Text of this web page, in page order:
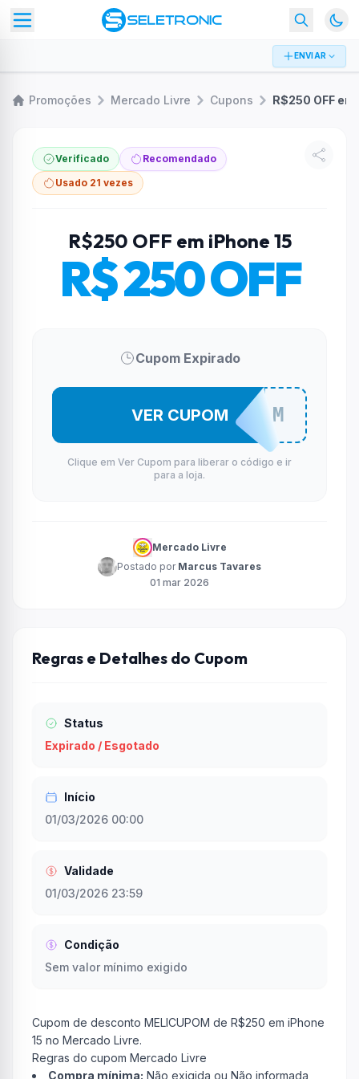
ENVIAR
Promoções Mercado Livre Cupons
Verificado
Recomendado
Usado 21 vezes
R$250 OFF em iPhone 15
R$ 250 OFF
Cupom Expirado
MELICUPOM
VER CUPOM
Clique em Ver Cupom para liberar o código e ir
para a loja.
Mercado Livre
Postado por Marcus Tavares
01 mar 2026
Regras e Detalhes do Cupom
Status
Expirado / Esgotado
Início
01/03/2026 00:00
Validade
01/03/2026 23:59
Condição
Sem valor mínimo exigido
Cupom de desconto MELICUPOM de R$250 em iPhone
15 no Mercado Livre.
Regras do cupom Mercado Livre
Compra mínima: Não exigida ou Não informada